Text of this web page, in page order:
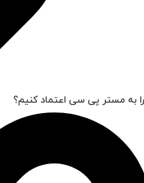
به مستر پی سی اعتماد کنیم؟